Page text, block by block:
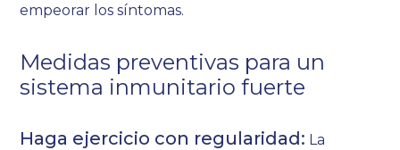
empeorar los síntomas.
Medidas preventivas para un
sistema inmunitario fuerte
Haga ejercicio con regularidad: La